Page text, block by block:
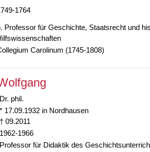
1764
Professor für Geschichte, Staatsrecht und
Carolinum (1745-1808)
Dr. phil.
* 17.09.1932 in Nordhausen
† 09.2011
1962-1966
Professor für Didaktik des